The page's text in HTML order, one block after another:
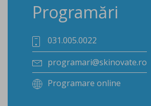
Programări
031.005.0022
programari@skinovate.ro
Programare online